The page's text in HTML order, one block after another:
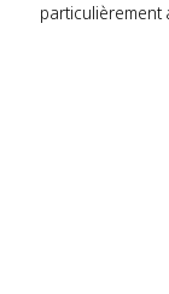
particulièrement